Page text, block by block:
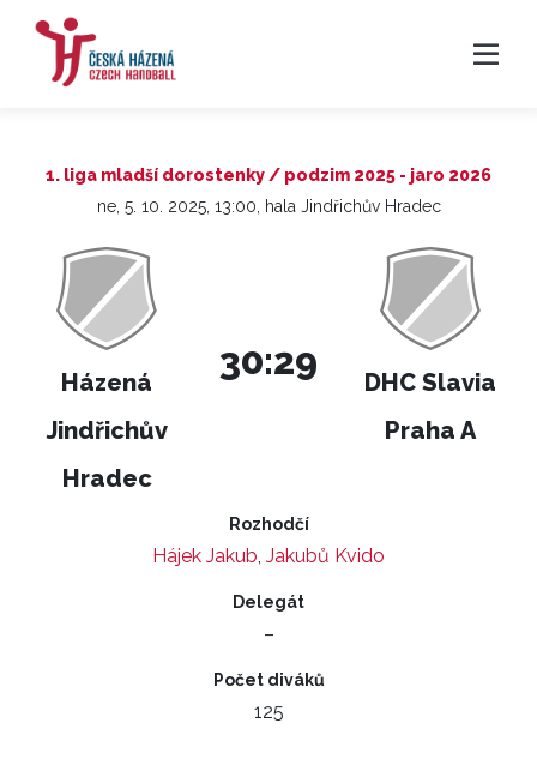
1. liga mladší dorostenky / podzim 2025 - jaro 2026
ne, 5. 10. 2025, 13:00, hala Jindřichův Hradec
Házená
Jindřichův
Hradec
30:29
DHC Slavia
Praha A
Rozhodčí
Hájek Jakub, Jakubů Kvido
Delegát
–
Počet diváků
125